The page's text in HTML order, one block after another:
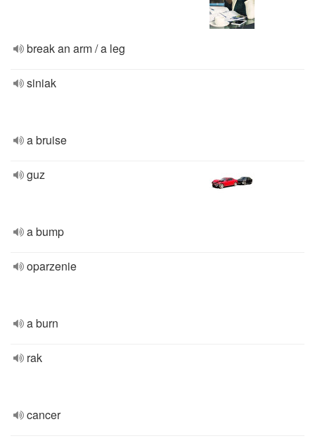
break an arm / a leg
siniak
a bruise
guz
a bump
oparzenie
a burn
rak
cancer